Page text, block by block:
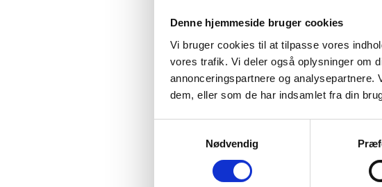
Denne hjemmeside bruger cookies
Vi bruger cookies til at tilpasse vores
vores trafik. Vi deler også oplysninger om
annonceringspartnere og analysepartnere.
dem, eller som de har indsamlet fra din
Nødvendig